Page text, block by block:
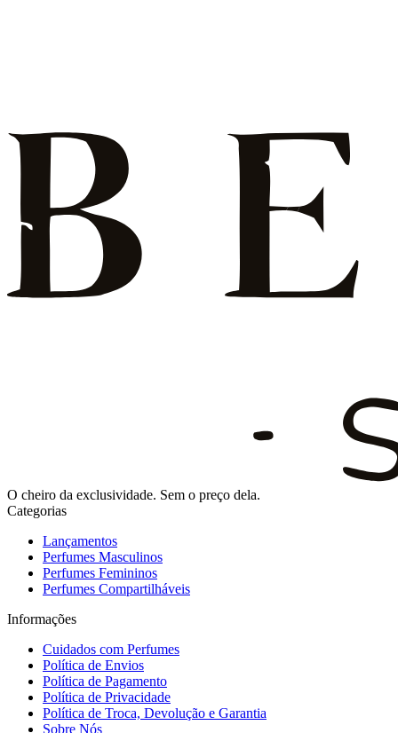
O cheiro da exclusividade. Sem o preço dela.
Categorias
Lançamentos
Perfumes Masculinos
Perfumes Femininos
Perfumes Compartilháveis
Informações
Cuidados com Perfumes
Política de Envios
Política de Pagamento
Política de Privacidade
Política de Troca, Devolução e Garantia
Sobre Nós